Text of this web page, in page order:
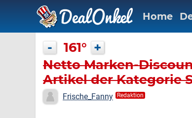
Home
- 161° +
Netto Marken-
Artikel der Kategorie
Frische_Fanny Redaktion